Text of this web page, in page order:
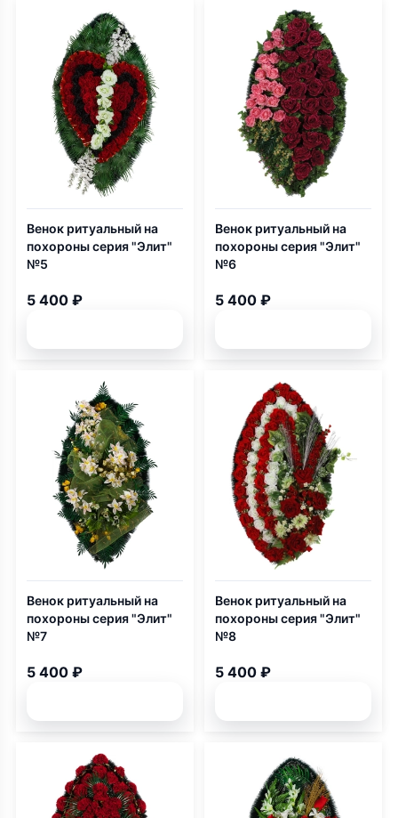
Венок ритуальный на
похороны серия "Элит"
№5
5 400 ₽
Венок ритуальный на
похороны серия "Элит"
№6
5 400 ₽
Венок ритуальный на
похороны серия "Элит"
№7
5 400 ₽
Венок ритуальный на
похороны серия "Элит"
№8
5 400 ₽